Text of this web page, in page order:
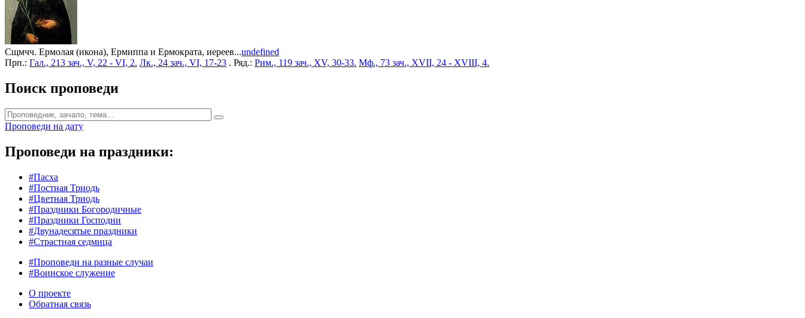
Сщмчч. Ермолая (икона), Ермиппа и Ермократа, иереев...undefined
Прп.: Гал., 213 зач., V, 22 - VI, 2. Лк., 24 зач., VI, 17-23 . Ряд.: Рим., 119 зач., XV, 30-33. Мф., 73 зач., XVII, 24 - XVIII, 4.
Поиск проповеди
Проповеди на дату
Проповеди на праздники:
#Пасха
#Постная Триодь
#Цветная Триодь
#Праздники Богородичные
#Праздники Господни
#Двунадесятые праздники
#Страстная седмица
#Проповеди на разные случаи
#Воинское служение
О проекте
Обратная связь